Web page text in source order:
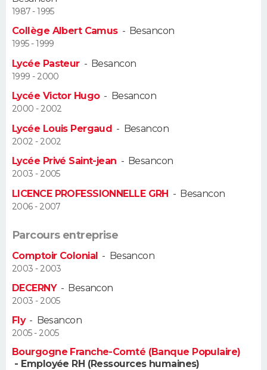
VOYAGE
BONS PLANS
CARTE DE VOEUX
Carte de Noël
Carte Bonne année
Carte Saint-Valentin
Carte Pâques
Carte d'anniversaire
DICTIONNAIRE
Dictionnaire
Biographies
Citations
Expressions
Proverbes
PROGRAMME TV
AVIS DE DÉCÈS
Bricolage
Lifestyle
Culture
Sport
Auto
Television
Voyage
Cinema
1987 - 1995
Collège Albert Camus- Besancon
1995 - 1999
Lycée Pasteur- Besancon
1999 - 2000
Lycée Victor Hugo- Besancon
2000 - 2002
Lycée Louis Pergaud - Besancon
2002 - 2002
Lycée Privé Saint-jean - Besancon
2003 - 2005
LICENCE PROFESSIONNELLE GRH - Besancon
2006 - 2007
Parcours entreprise
Comptoir Colonial - Besancon
2003 - 2003
DECERNY- Besancon
2003 - 2005
Fly- Besancon
2005 - 2005
Bourgogne Franche-Comté (Banque Populaire)
- Employée RH (Ressources humaines)